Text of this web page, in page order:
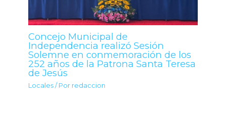
Concejo Municipal de
Independencia realizó Sesión
Solemne en conmemoración de los
252 años de la Patrona Santa Teresa
de Jesús
Locales / Por redaccion